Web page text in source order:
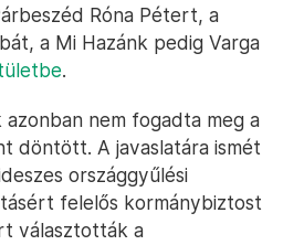
Róna Pétert, a
a Mi Hazánk pedig Varga
.
azonban nem fogadta meg a
döntött. A javaslatára ismét
országgyűlési
felelős kormánybiztost
választották a